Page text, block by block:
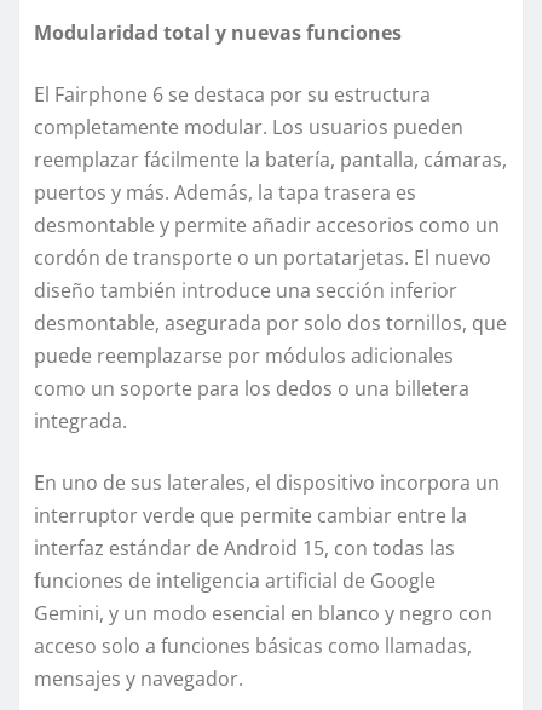
Modularidad total y nuevas funciones
El Fairphone 6 se destaca por su estructura
completamente modular. Los usuarios pueden
reemplazar fácilmente la batería, pantalla, cámaras,
puertos y más. Además, la tapa trasera es
desmontable y permite añadir accesorios como un
cordón de transporte o un portatarjetas. El nuevo
diseño también introduce una sección inferior
desmontable, asegurada por solo dos tornillos, que
puede reemplazarse por módulos adicionales
como un soporte para los dedos o una billetera
integrada.
En uno de sus laterales, el dispositivo incorpora un
interruptor verde que permite cambiar entre la
interfaz estándar de Android 15, con todas las
funciones de inteligencia artificial de Google
Gemini, y un modo esencial en blanco y negro con
acceso solo a funciones básicas como llamadas,
mensajes y navegador.